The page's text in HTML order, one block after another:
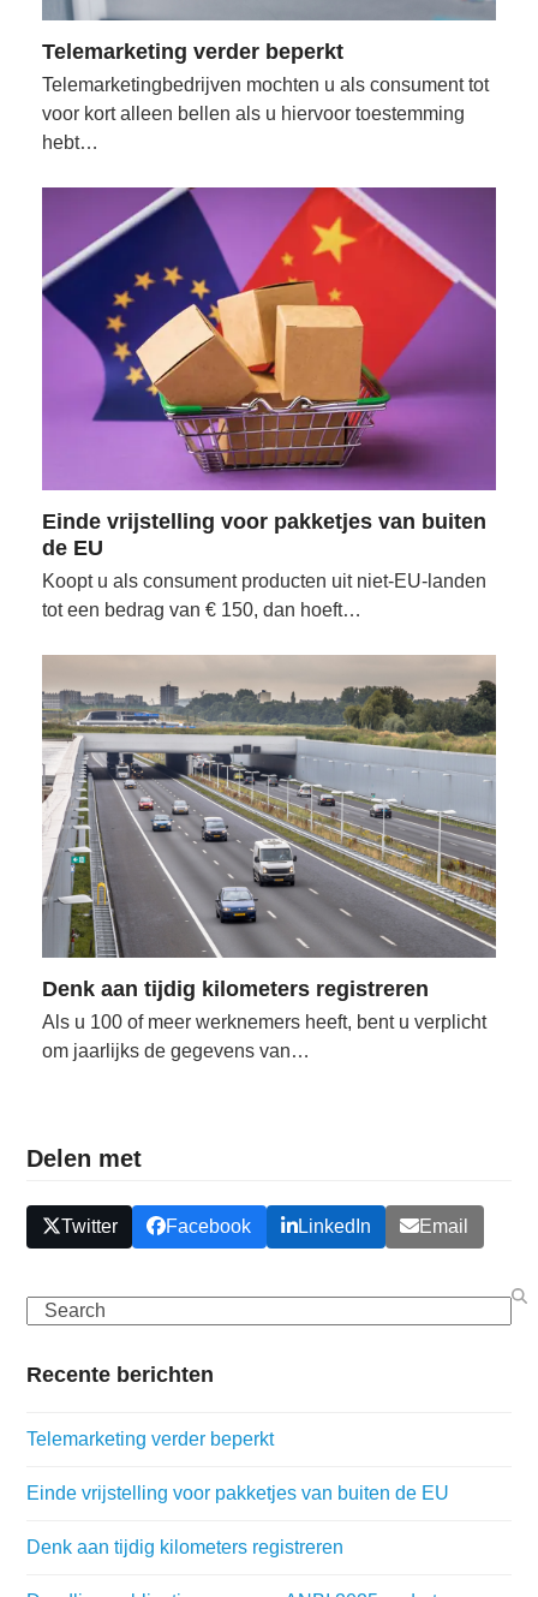
Telemarketing verder beperkt
Telemarketingbedrijven mochten u als consument tot
voor kort alleen bellen als u hiervoor toestemming
hebt…
Einde vrijstelling voor pakketjes van buiten
de EU
Koopt u als consument producten uit niet-EU-landen
tot een bedrag van € 150, dan hoeft…
Denk aan tijdig kilometers registreren
Als u 100 of meer werknemers heeft, bent u verplicht
om jaarlijks de gegevens van…
Delen met
Twitter Facebook LinkedIn Email
Search
Recente berichten
Telemarketing verder beperkt
Einde vrijstelling voor pakketjes van buiten de EU
Denk aan tijdig kilometers registreren